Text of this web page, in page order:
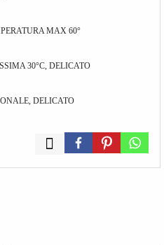
MAX 60°
30°C, DELICATO
DELICATO